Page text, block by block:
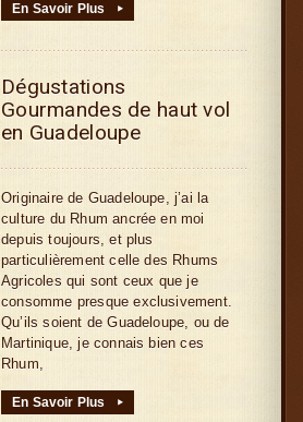
En Savoir Plus ▸
Dégustations
Gourmandes de haut vol
en Guadeloupe
Originaire de Guadeloupe, j’ai la
culture du Rhum ancrée en moi
depuis toujours, et plus
particulièrement celle des Rhums
Agricoles qui sont ceux que je
consomme presque exclusivement.
Qu’ils soient de Guadeloupe, ou de
Martinique, je connais bien ces
Rhum,
En Savoir Plus ▸